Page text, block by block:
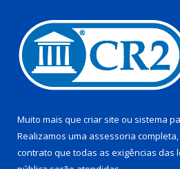
Muito mais que criar site ou sistema
Realizamos uma assessoria
contrato que todas as exigências das